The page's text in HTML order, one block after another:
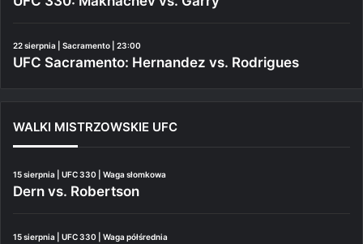
22 sierpnia | Sacramento | 23:00
UFC Sacramento: Hernandez vs. Rodrigues
WALKI MISTRZOWSKIE UFC
15 sierpnia | UFC 330 | Waga słomkowa
Dern vs. Robertson
15 sierpnia | UFC 330 | Waga półśrednia